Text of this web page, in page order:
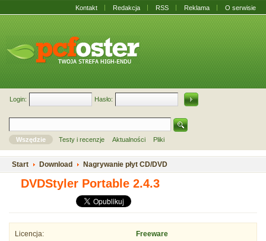
Kontakt Redakcja RSS Reklama O serwisie
Login: Hasło:
Wszędzie Testy i recenzje Aktualności Pliki
Start Download Nagrywanie płyt CD/DVD
DVDStyler Portable 2.4.3
Licencja: Freeware